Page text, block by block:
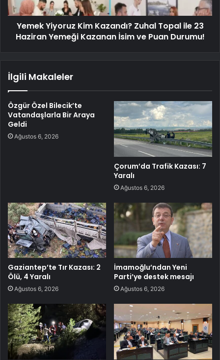
Yemek Yiyoruz Kim Kazandı? Zuhal Topal ile 23
Haziran Yemeği Kazanan İsim ve Puan Durumu!
İlgili Makaleler
Özgür Özel Bilecik’te
Vatandaşlarla Bir Araya
Geldi
Ağustos 6, 2026
Çorum’da Trafik Kazası: 7
Yaralı
Ağustos 6, 2026
Gaziantep’te Tır Kazası: 2
Ölü, 4 Yaralı
Ağustos 6, 2026
İmamoğlu’ndan Yeni
Parti’ye destek mesajı
Ağustos 6, 2026